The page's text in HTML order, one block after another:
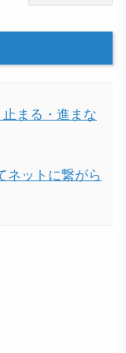
まる・進まな
ネットに繋がら